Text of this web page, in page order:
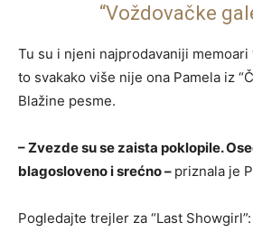
“Voždovačke
Tu su i njeni najprodavaniji memoari
to svakako više nije ona Pamela iz
Blažine pesme.
– Zvezde su se zaista poklopile.
blagosloveno i srećno – priznala je
Pogledajte trejler za “Last Showgirl”: